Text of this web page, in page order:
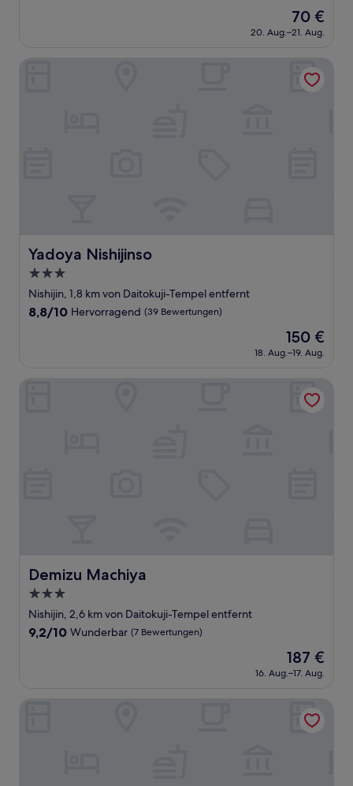
Bewertungen)
Der
Preis
beträgt
70 €
20. Aug.–21. Aug.
Yadoya Nishijinso
Yadoya Nishijinso
3.0-
Sterne-
Unterkunft
Nishijin, 1,8 km von Daitokuji-Tempel entfernt
8.8
Bewertungen)
8,8/10 Hervorragend (39 Bewertungen)
Der
Preis
beträgt
150 €
18. Aug.–19. Aug.
Demizu Machiya
Demizu Machiya
3.0-
Sterne-
Unterkunft
Nishijin, 2,6 km von Daitokuji-Tempel entfernt
9.2
Bewertungen)
9,2/10 Wunderbar (7 Bewertungen)
Der
Preis
beträgt
187 €
16. Aug.–17. Aug.